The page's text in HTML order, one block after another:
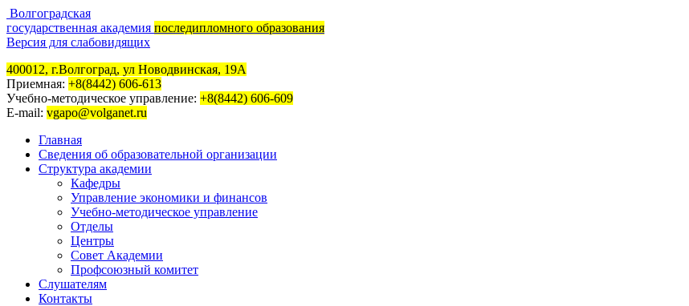
Волгоградская
государственная академия последипломного образования
Версия для слабовидящих
400012, г.Волгоград, ул Новодвинская, 19А
Приемная: +8(8442) 606-613
Учебно-методическое управление: +8(8442) 606-609
E-mail: vgapo@volganet.ru
Главная
Сведения об образовательной организации
Структура академии
Кафедры
Управление экономики и финансов
Учебно-методическое управление
Отделы
Центры
Совет Академии
Профсоюзный комитет
Слушателям
Контакты